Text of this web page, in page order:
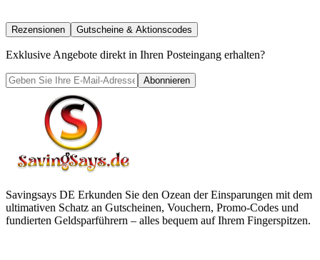
Rezensionen Gutscheine & Aktionscodes
Exklusive Angebote direkt in Ihren Posteingang erhalten?
Abonnieren
Savingsays DE Erkunden Sie den Ozean der Einsparungen mit dem
ultimativen Schatz an Gutscheinen, Vouchern, Promo-Codes und
fundierten Geldsparführern – alles bequem auf Ihrem Fingerspitzen.